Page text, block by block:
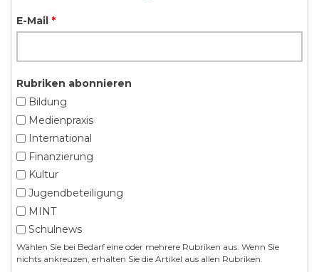
E-Mail *
Rubriken abonnieren
Bildung
Medienpraxis
International
Finanzierung
Kultur
Jugendbeteiligung
MINT
Schulnews
Wählen Sie bei Bedarf eine oder mehrere Rubriken aus. Wenn Sie
nichts ankreuzen, erhalten Sie die Artikel aus allen Rubriken.